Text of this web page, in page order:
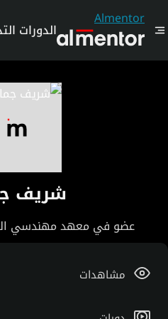
Almentor
الدورات
شريف
عضو في معهد مهندسي
مشاهدات